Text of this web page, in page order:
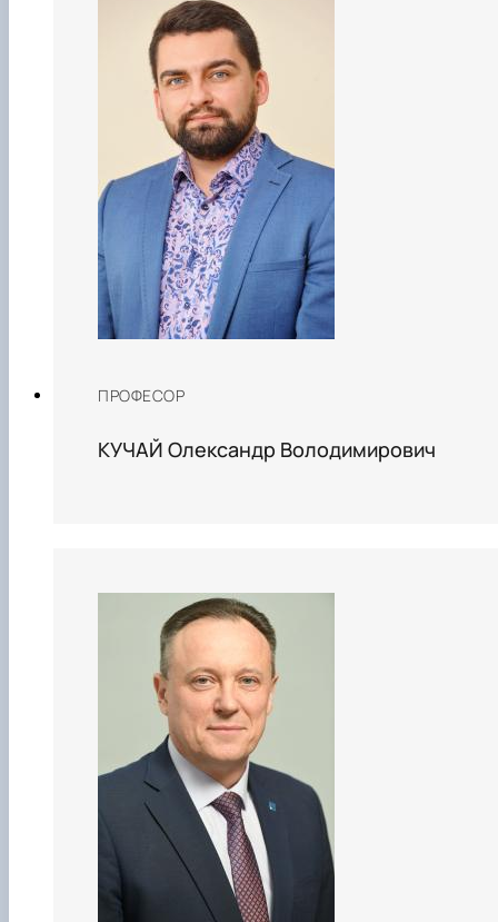
ПРОФЕСОР
КУЧАЙ Олександр Володимирович